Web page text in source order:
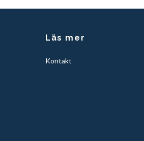
Läs mer
Kontakt